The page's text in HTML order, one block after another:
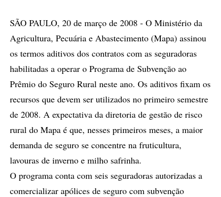
compartilhamento
SÃO PAULO, 20 de março de 2008 - O Ministério da
Agricultura, Pecuária e Abastecimento (Mapa) assinou
os termos aditivos dos contratos com as seguradoras
habilitadas a operar o Programa de Subvenção ao
Prêmio do Seguro Rural neste ano. Os aditivos fixam os
recursos que devem ser utilizados no primeiro semestre
de 2008. A expectativa da diretoria de gestão de risco
rural do Mapa é que, nesses primeiros meses, a maior
demanda de seguro se concentre na fruticultura,
lavouras de inverno e milho safrinha.
O programa conta com seis seguradoras autorizadas a
comercializar apólices de seguro com subvenção